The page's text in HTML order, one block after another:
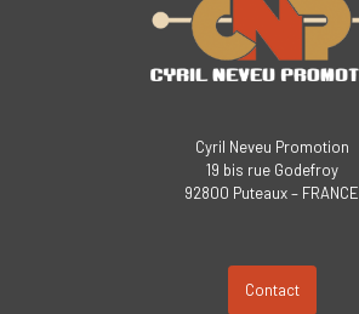
Cyril Neveu Promotion
19 bis rue Godefroy
92800 Puteaux – FRANCE
Contact